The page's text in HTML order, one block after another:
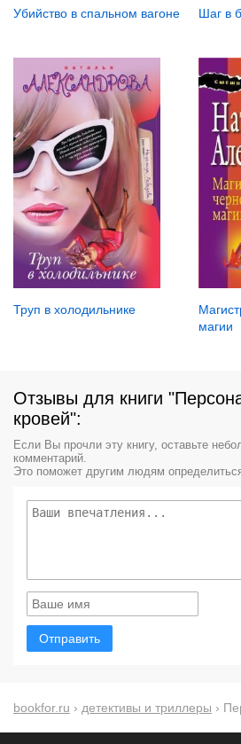
Убийство в спальном вагоне Шаг в
Труп в холодильнике
магии
Отзывы для книги
кровей":
Если Вы прочли эту книгу, оставьте
комментарий.
Это поможет другим людям
Отправить
bookfor.ru › детективы и триллеры ›